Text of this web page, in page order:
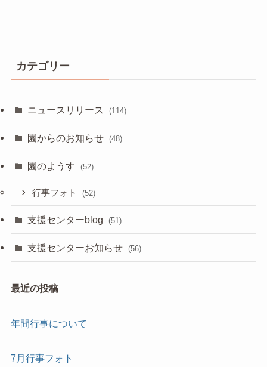
カテゴリー
ニュースリリース (114)
園からのお知らせ (48)
園のようす (52)
行事フォト (52)
支援センターblog (51)
支援センターお知らせ (56)
最近の投稿
年間行事について
7月行事フォト